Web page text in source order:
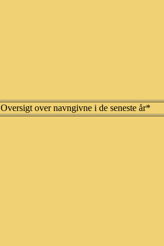
Oversigt over navngivne i de seneste år*